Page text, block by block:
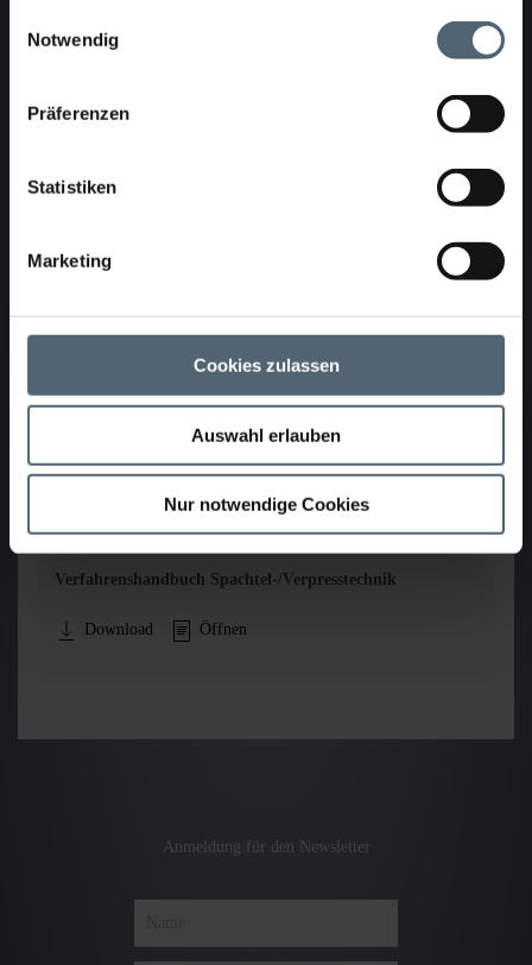
Notwendig
Präferenzen
Statistiken
Marketing
Cookies zulassen
Auswahl erlauben
Nur notwendige Cookies
Download
Verfahrenshandbuch Hutsetzverfahren
Verfahrenshandbuch Spachtel-/Verpresstechnik
Download Öffnen
Anmeldung für den Newsletter